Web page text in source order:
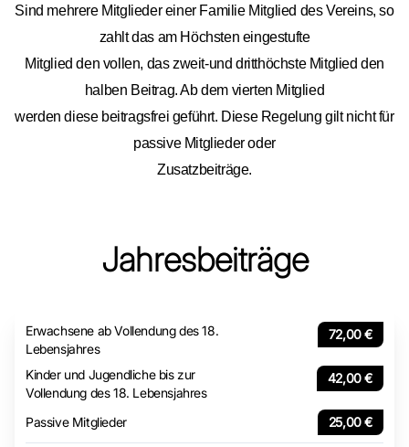
Sind mehrere Mitglieder einer Familie Mitglied des Vereins, so
zahlt das am Höchsten eingestufte
Mitglied den vollen, das zweit-und dritthöchste Mitglied den
halben Beitrag. Ab dem vierten Mitglied
werden diese beitragsfrei geführt. Diese Regelung gilt nicht für
passive Mitglieder oder
Zusatzbeiträge.
Jahresbeiträge
Erwachsene ab Vollendung des 18.
Lebensjahres
72,00 €
Kinder und Jugendliche bis zur
Vollendung des 18. Lebensjahres
42,00 €
Passive Mitglieder 25,00 €